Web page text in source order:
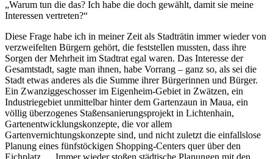
„Warum tun die das? Ich habe die doch gewählt, damit sie meine
Interessen vertreten?“
Diese Frage habe ich in meiner Zeit als Stadträtin immer wieder von
verzweifelten Bürgern gehört, die feststellen mussten, dass ihre
Sorgen der Mehrheit im Stadtrat egal waren. Das Interesse der
Gesamtstadt, sagte man ihnen, habe Vorrang – ganz so, als sei die
Stadt etwas anderes als die Summe ihrer Bürgerinnen und Bürger.
Ein Zwanziggeschosser im Eigenheim-Gebiet in Zwätzen, ein
Industriegebiet unmittelbar hinter dem Gartenzaun in Maua, ein
völlig überzogenes Staßensanierungsprojekt in Lichtenhain,
Gartenentwicklungskonzepte, die vor allem
Gartenvernichtungskonzepte sind, und nicht zuletzt die einfallslose
Planung eines fünfstöckigen Shopping-Centers quer über den
Eichplatz … Immer wieder stoßen städtische Planungen mit den